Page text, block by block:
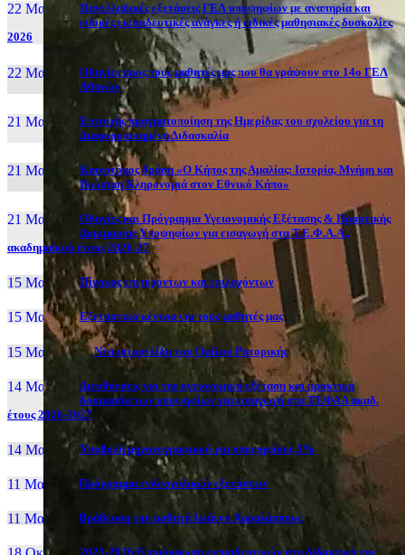
22 Μαι, 26
Πανελλαδικές εξετάσεις ΓΕΛ υποψηφίων με αναπηρία και
ειδικές εκπαιδευτικές ανάγκες ή ειδικές μαθησιακές δυσκολίες
2026
22 Μαι, 26
Οδηγίες προς τους μαθητές μας που θα γράψουν στο 14ο ΓΕΛ
Αθηνών
21 Μαι, 26
Επιτυχής πραγματοποίηση της Ημερίδας του σχολείου για τη
Διαφοροποιημένη Διδασκαλία
21 Μαι, 26
Καινοτόμος δράση «Ο Κήπος της Αμαλίας: Ιστορία, Μνήμη και
Βιώσιμη Κληρονομιά στον Εθνικό Κήπο»
21 Μαι, 26
Οδηγίες και Πρόγραμμα Υγειονομικής Εξέτασης & Πρακτικής
Δοκιμασίας Υποψηφίων για εισαγωγή στα Τ.Ε.Φ.Α.Α.,
ακαδημαϊκού έτους 2026-27
15 Μαι, 26 Πίνακας επιτυχόντων και επιλαχόντων
15 Μαι, 26 Εξεταστικά κέντρα για τους μαθητές μας
15 Μαι, 2026 Νέα ιστοσελίδα του Ομίλου Ρητορικής
14 Μαι, 26
Διευθύνσεις για την υγειονομική εξέταση και πρακτική
δοκιμασία των υποψηφίων για εισαγωγή στα ΤΕΦΑΑ ακαδ.
έτους 2026-2027
14 Μαι, 26 Yποβολή μηχανογραφικού για υποψηφίους 5%
11 Μαι, 26 Πρόγραμμα ενδοσχολικών εξετάσεων
11 Μαι, 26 Βράβευση του μαθητή Ιωάννη Χαραλάμπους
2025-2026:Επιμόρφωση εκπαιδευτικών στη διδακτική της